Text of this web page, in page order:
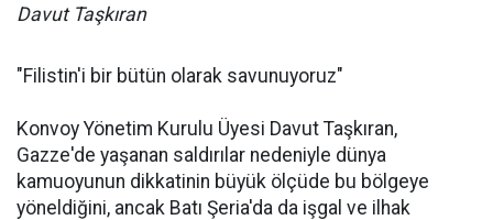
Davut Taşkıran
"Filistin'i bir bütün olarak savunuyoruz"
Konvoy Yönetim Kurulu Üyesi Davut Taşkıran,
Gazze'de yaşanan saldırılar nedeniyle dünya
kamuoyunun dikkatinin büyük ölçüde bu bölgeye
yöneldiğini, ancak Batı Şeria'da da işgal ve ilhak